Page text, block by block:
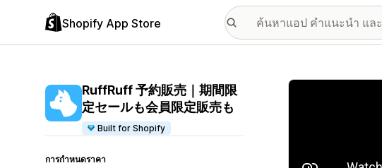
Shopify App Store
RuffRuff 予約販売｜期間限
定セールも会員限定販売も
Built for Shopify
การกำหนดราคา
แกลเลอรีรูปภาพที่แ